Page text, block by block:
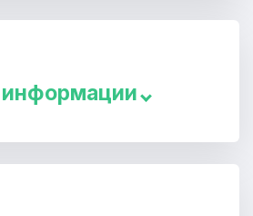
информации